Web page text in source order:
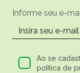
Informe seu e-
Ao se
política de